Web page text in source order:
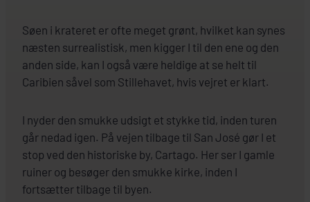
Søen i krateret er ofte meget grønt, hvilket kan synes
næsten surrealistisk, men kigger I til den ene og den
anden side, kan I også være heldige at se helt til
Caribien såvel som Stillehavet, hvis vejret er klart.
I nyder den smukke udsigt et stykke tid, inden turen
går nedad igen. På vejen tilbage til San José gør I et
stop ved den historiske by, Cartago. Her ser I gamle
ruiner og besøger den smukke kirke, inden I
fortsætter tilbage til byen.